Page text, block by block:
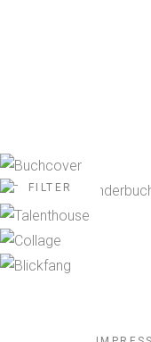
FILTER